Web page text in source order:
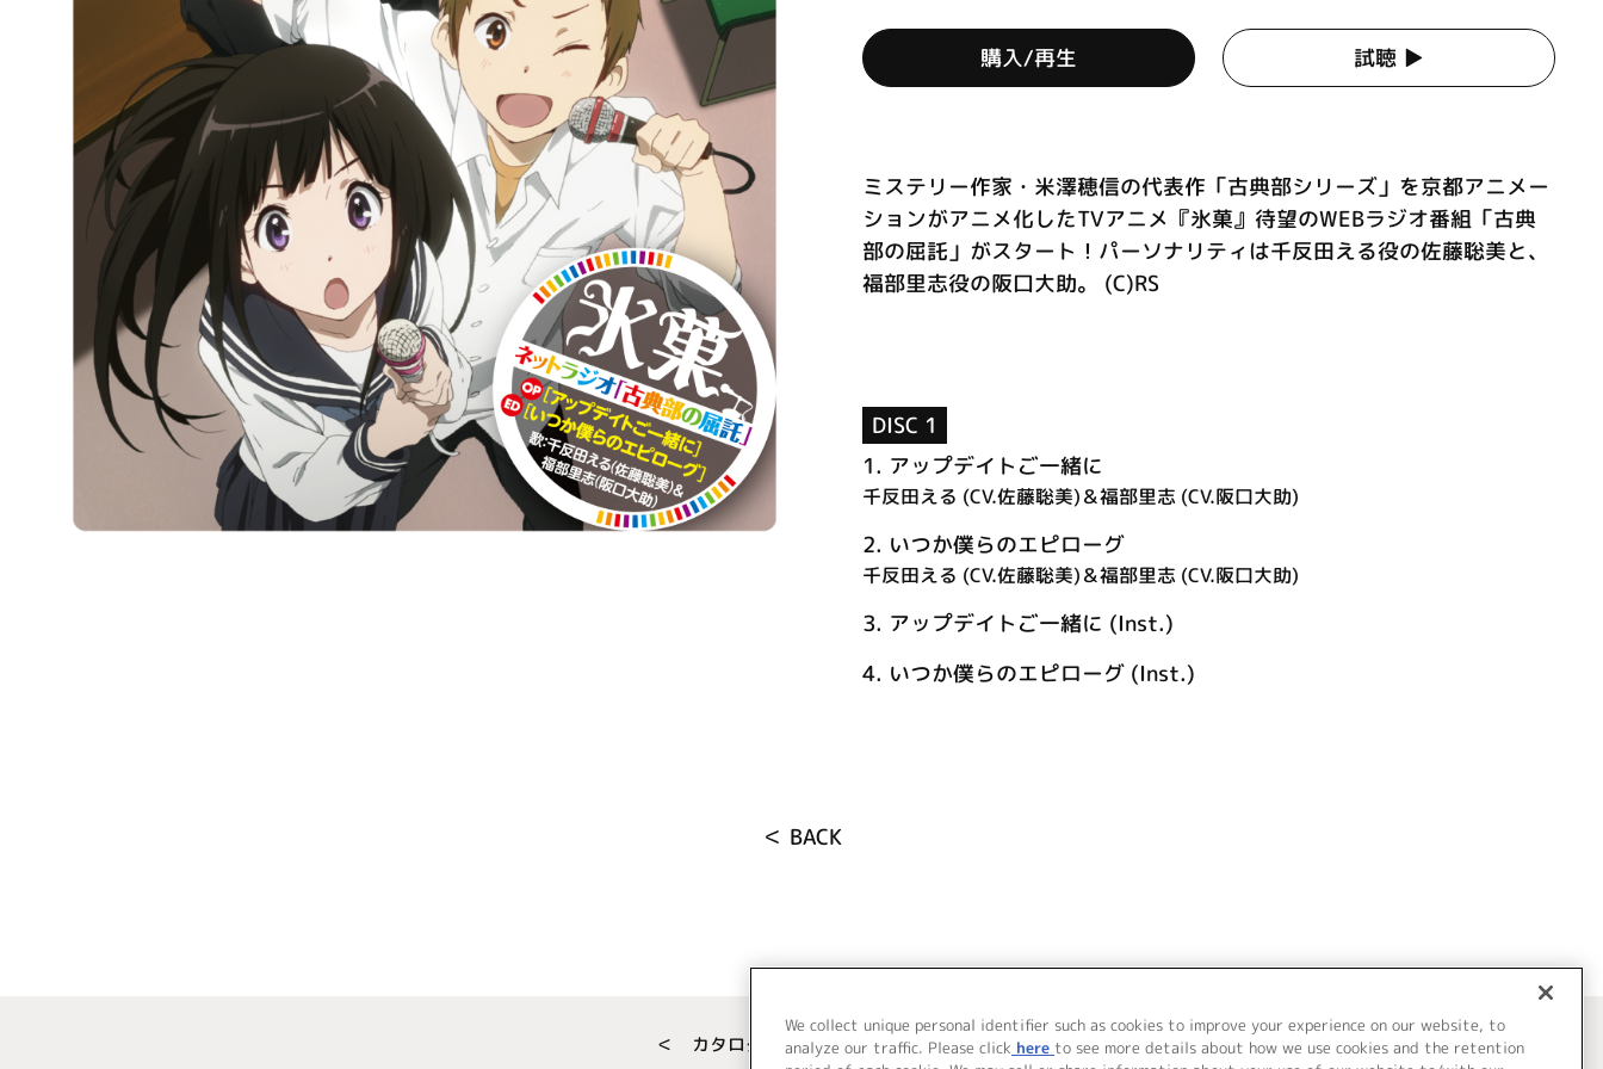
購入/再生 試聴 ▶︎
ミステリー作家・米澤穂信の代表作「古典部シリーズ」を京都アニメー
ションがアニメ化したTVアニメ『氷菓』待望のWEBラジオ番組「古典
部の屈託」がスタート！パーソナリティは千反田える役の佐藤聡美と、
福部里志役の阪口大助。 (C)RS
DISC 1
1. アップデイトご一緒に
千反田える (CV.佐藤聡美)＆福部里志 (CV.阪口大助)
2. いつか僕らのエピローグ
千反田える (CV.佐藤聡美)＆福部里志 (CV.阪口大助)
3. アップデイトご一緒に (Inst.)
4. いつか僕らのエピローグ (Inst.)
＜ BACK
＜ カタログサイト トップページへ
We collect unique personal identifier such as cookies to improve your experience on our website, to
analyze our traffic. Please click here to see more details about how we use cookies and the retention